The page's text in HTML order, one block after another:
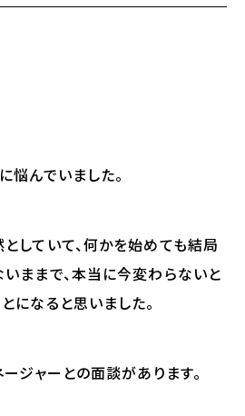
悩んでいました。
していて、何かを始めても結局
ままで、本当に今変わらないと
になると思いました。
ジャーとの面談があります。